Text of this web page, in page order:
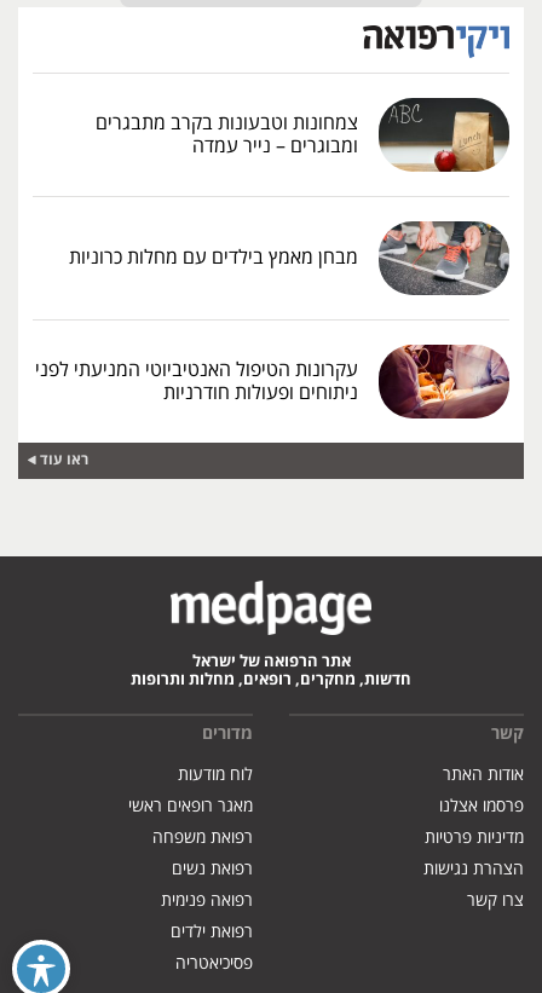
צמחונות וטבעונות בקרב מתבגרים
ומבוגרים – נייר עמדה
מבחן מאמץ בילדים עם מחלות כרוניות
עקרונות הטיפול האנטיביוטי המניעתי לפני
ניתוחים ופעולות חודרניות
ראו עוד
אתר הרפואה של ישראל
חדשות, מחקרים, רופאים, מחלות ותרופות
קשר
אודות האתר
פרסמו אצלנו
מדיניות פרטיות
הצהרת נגישות
צרו קשר
מדורים
לוח מודעות
מאגר רופאים ראשי
רפואת משפחה
רפואת נשים
רפואה פנימית
רפואת ילדים
פסיכיאטריה